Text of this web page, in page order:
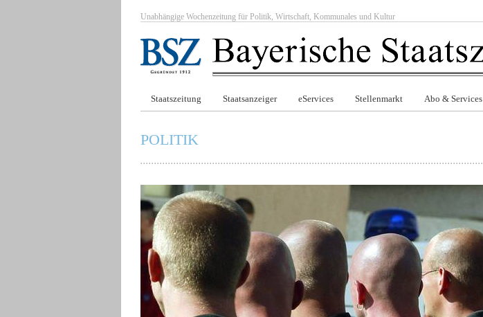
Unabhängige Wochenzeitung für Politik, Wirtschaft, Kommunales und Kultur
Staatszeitung Staatsanzeiger eServices Stellenmarkt Abo & Services
POLITIK